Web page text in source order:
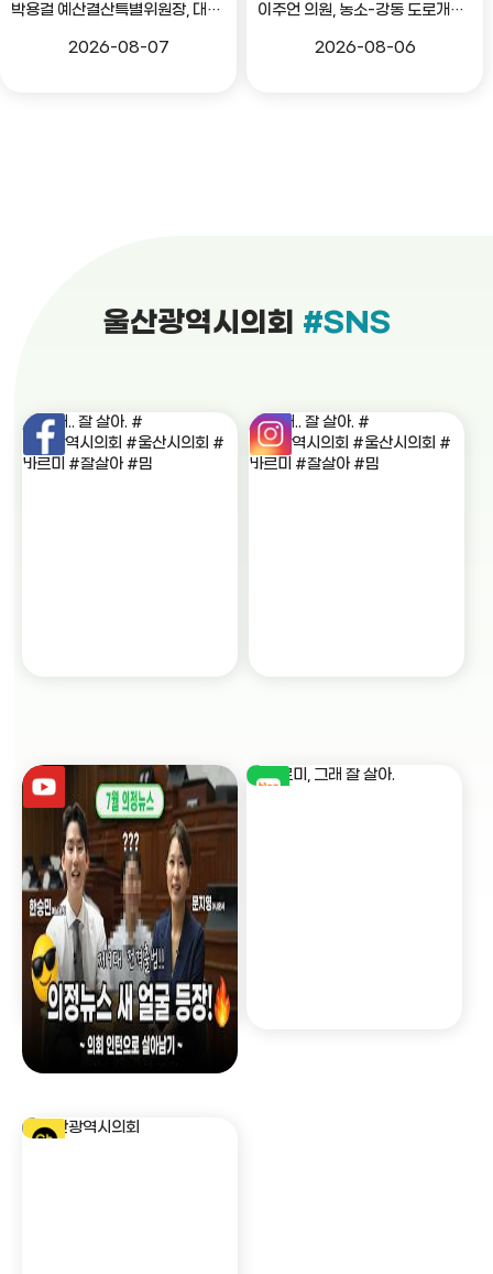
박용걸 예산결산특별위원장, 대공원로 확장공사 현안점검 간담회
2026-08-07
이주언 의원, 농소-강동 도로개설 민원 현장 점검
2026-08-06
울산광역시의회 #SNS